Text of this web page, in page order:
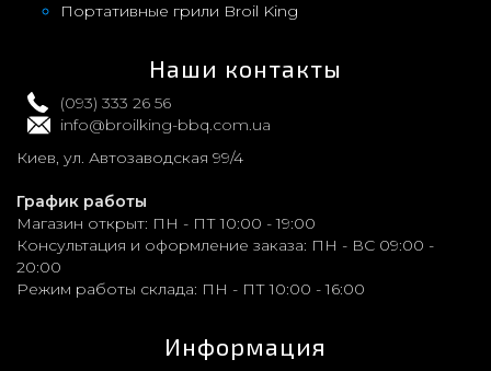
Портативные грили Broil King
Наши контакты
(093) 333 26 56
info@broilking-bbq.com.ua
Киев, ул. Автозаводская 99/4
График работы
Магазин открыт: ПН - ПТ 10:00 - 19:00
Консультация и оформление заказа: ПН - ВС 09:00 -
20:00
Режим работы склада: ПН - ПТ 10:00 - 16:00
Информация